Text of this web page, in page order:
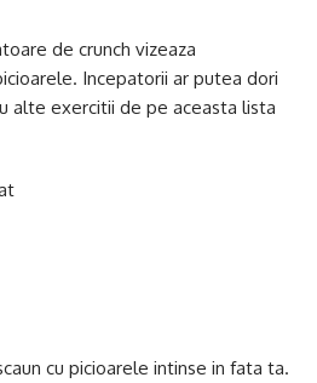
de crunch vizeaza
Incepatorii ar putea dori
alte exercitii de pe aceasta lista
cu picioarele intinse in fata ta.